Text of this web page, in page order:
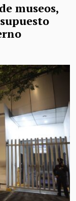
museos,